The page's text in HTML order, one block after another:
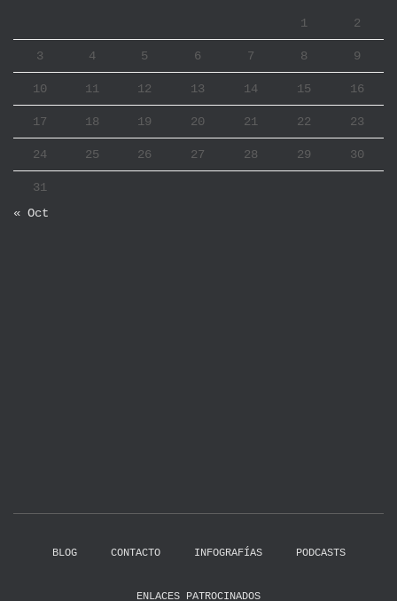
1 2
3 4 5 6 7 8 9
10 11 12 13 14 15 16
17 18 19 20 21 22 23
24 25 26 27 28 29 30
31
« Oct
BLOG CONTACTO INFOGRAFÍAS PODCASTS
ENLACES PATROCINADOS